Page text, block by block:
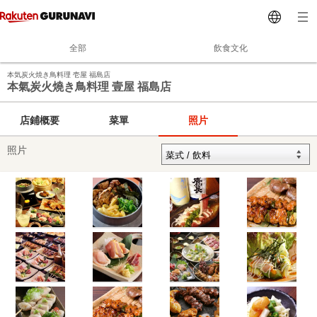
全部 飲食文化
本気炭火焼き鳥料理 壱屋 福島店
本氣炭火燒き鳥料理 壹屋 福島店
店鋪概要 菜單 照片
照片